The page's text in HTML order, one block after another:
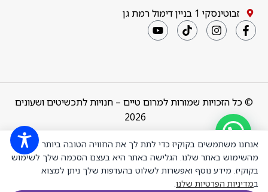
זבוטינסקי 1 בניין דימול רמת גן
© כל הזכויות שמורות למרום טיים – חנויות לתכשיטים ושעונים
2026
Design & Code bythebuildup
Victoria Cruz
אנחנו משתמשים בקוקיז כדי לתת לך את החוויה הטובה ביותר
מהשימוש באתר שלנו. הגלישה באתר היא בעצם הסכמה שלך לשימוש
בקוקיז. מידע נוסף ואפשרות לשלוט בהעדפות שלך ניתן למצוא
במדיניות הפרטיות שלנו.